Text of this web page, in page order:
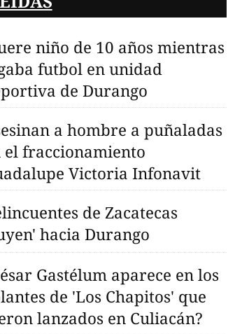
el
niño de 10 años mientras
futbol en unidad
de Durango
a hombre a puñaladas
el fraccionamiento
Victoria Infonavit
de Zacatecas
hacia Durango
Gastélum aparece en los
de 'Los Chapitos' que
lanzados en Culiacán?